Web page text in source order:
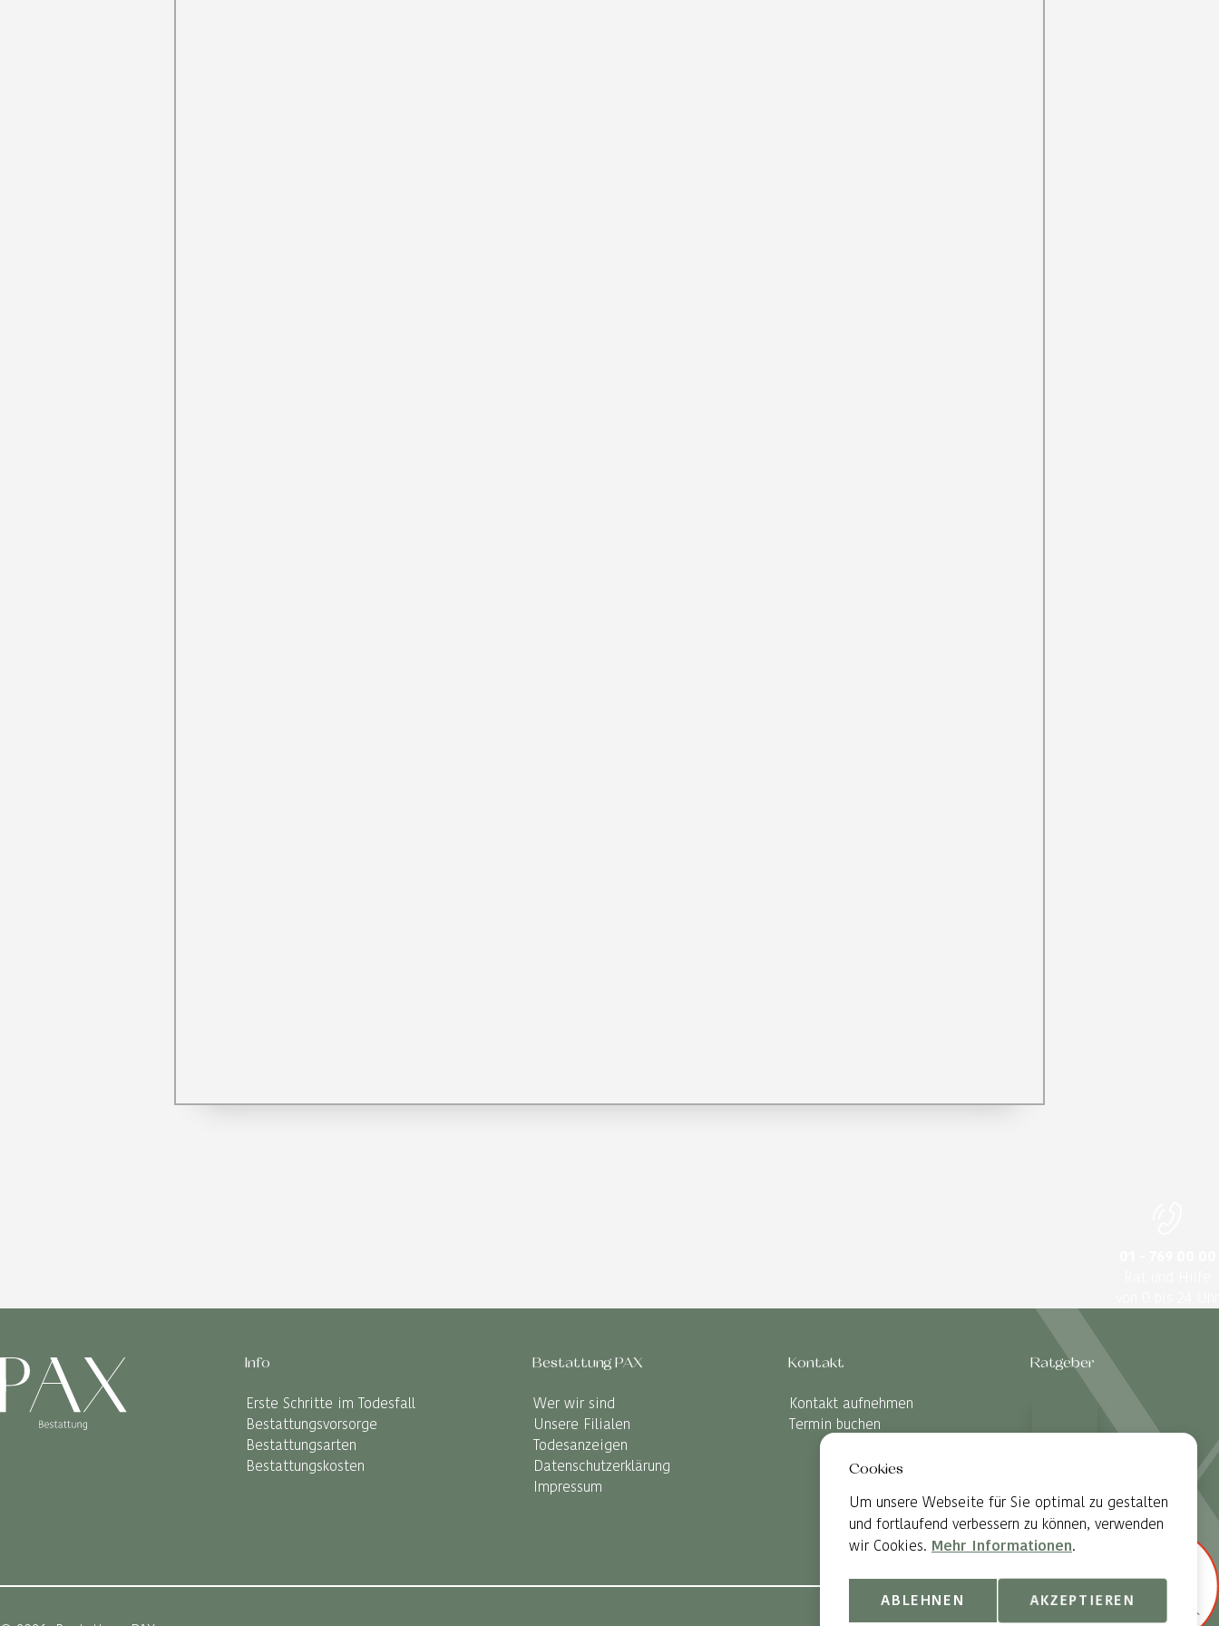
Info
Erste Schritte im Todesfall
Bestattungsvorsorge
Bestattungsarten
Bestattungskosten
Bestattung PAX
Wer wir sind
Unsere Filialen
Todesanzeigen
Datenschutzerklärung
Impressum
Kontakt
Kontakt aufnehmen
Termin buchen
Ratgeber
Cookies
Um unsere Webseite für Sie optimal zu gestalten
und fortlaufend verbessern zu können, verwenden
wir Cookies. Mehr Informationen.
AKZEPTIEREN
ABLEHNEN